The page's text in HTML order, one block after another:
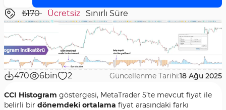
₺170 Ücretsiz Sınırlı Süre
470 6bin 2 Güncellenme Tarihi:18 Ağu 2025
CCI Histogram göstergesi, MetaTrader 5’te mevcut fiyat ile
belirli bir dönemdeki ortalama fiyat arasındaki farkı